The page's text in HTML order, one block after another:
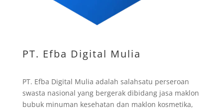
PT. Efba Digital Mulia
PT. Efba Digital Mulia adalah salahsatu perseroan
swasta nasional yang bergerak dibidang jasa maklon
bubuk minuman kesehatan dan maklon kosmetika,